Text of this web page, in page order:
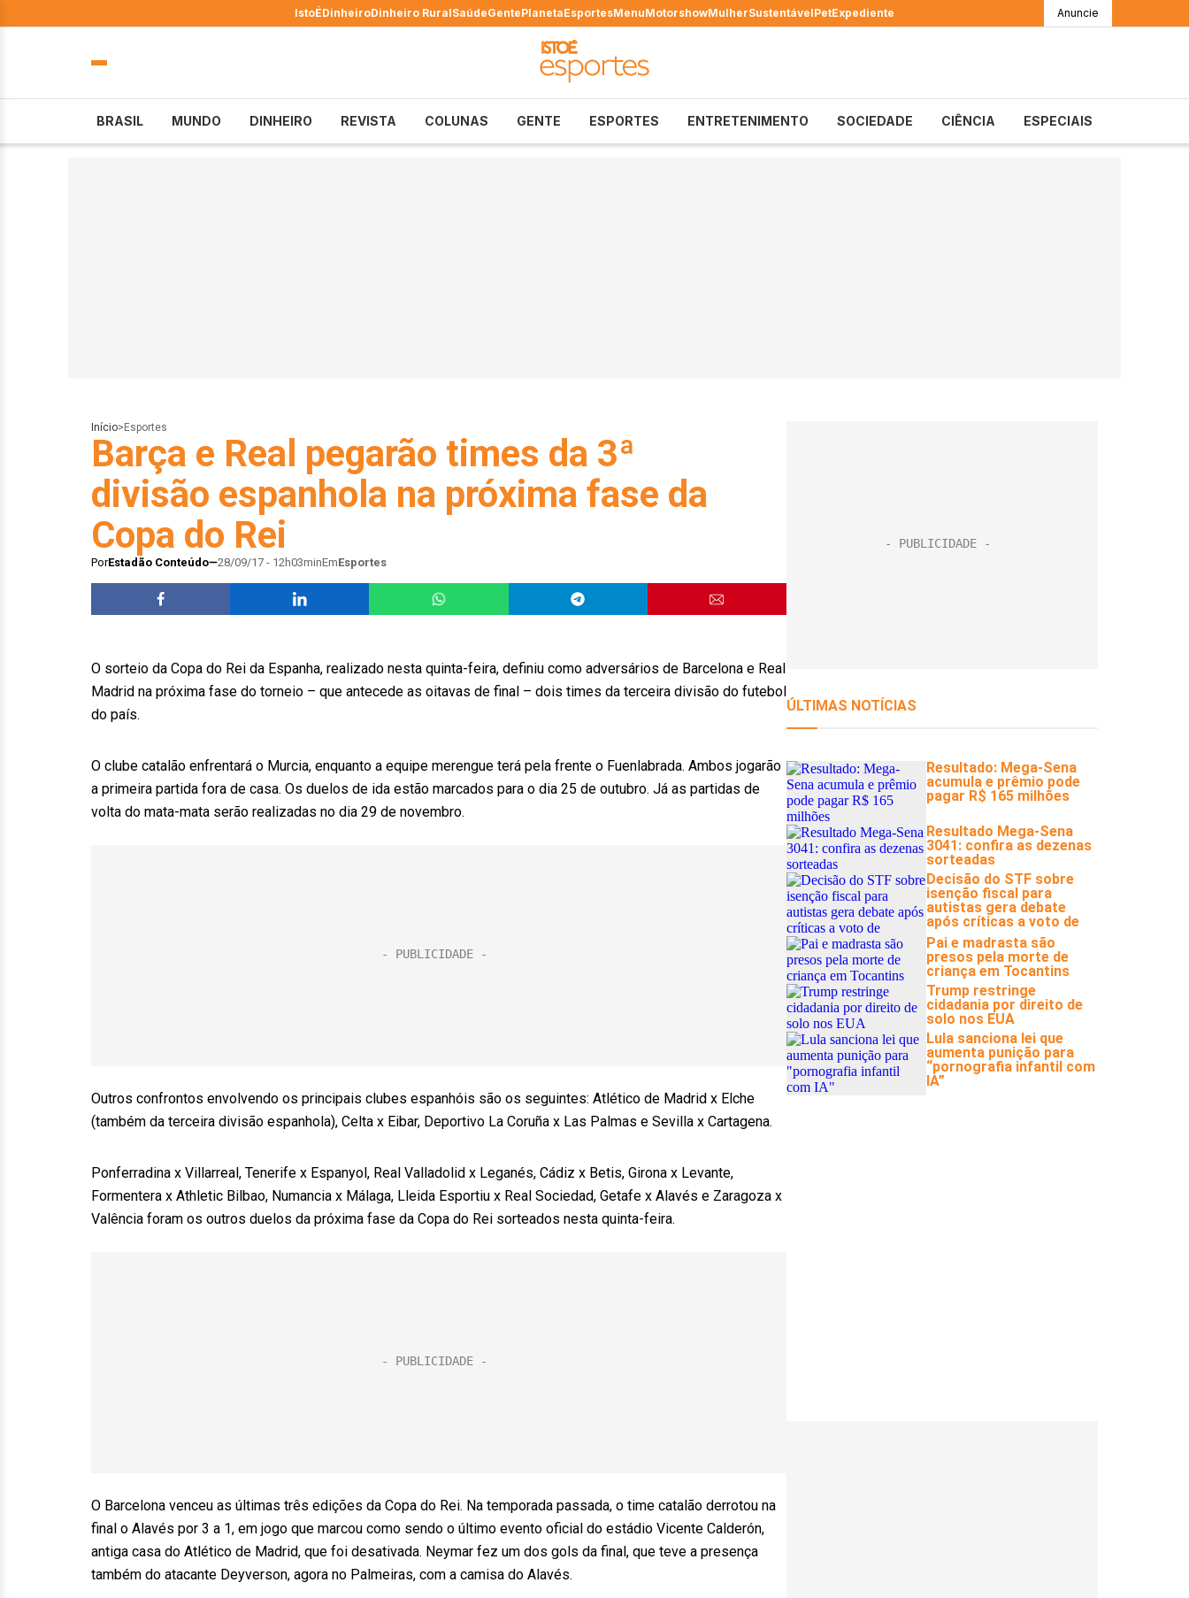
IstoÉDinheiroDinheiro RuralSaúdeGentePlanetaEsportesMenuMotorshowMulherSustentávelPetExpediente Anuncie
BRASIL MUNDO DINHEIRO REVISTA COLUNAS GENTE ESPORTES ENTRETENIMENTO SOCIEDADE CIÊNCIA ESPECIAIS
Início> Esportes
Barça e Real pegarão times da 3ª
divisão espanhola na próxima fase da
Copa do Rei
PorEstadão Conteúdo 28/09/17 - 12h03minEmEsportes
O sorteio da Copa do Rei da Espanha, realizado nesta quinta-feira, definiu como adversários de Barcelona e Real
Madrid na próxima fase do torneio – que antecede as oitavas de final – dois times da terceira divisão do futebol
do país.
O clube catalão enfrentará o Murcia, enquanto a equipe merengue terá pela frente o Fuenlabrada. Ambos jogarão
a primeira partida fora de casa. Os duelos de ida estão marcados para o dia 25 de outubro. Já as partidas de
volta do mata-mata serão realizadas no dia 29 de novembro.
Outros confrontos envolvendo os principais clubes espanhóis são os seguintes: Atlético de Madrid x Elche
(também da terceira divisão espanhola), Celta x Eibar, Deportivo La Coruña x Las Palmas e Sevilla x Cartagena.
Ponferradina x Villarreal, Tenerife x Espanyol, Real Valladolid x Leganés, Cádiz x Betis, Girona x Levante,
Formentera x Athletic Bilbao, Numancia x Málaga, Lleida Esportiu x Real Sociedad, Getafe x Alavés e Zaragoza x
Valência foram os outros duelos da próxima fase da Copa do Rei sorteados nesta quinta-feira.
O Barcelona venceu as últimas três edições da Copa do Rei. Na temporada passada, o time catalão derrotou na
final o Alavés por 3 a 1, em jogo que marcou como sendo o último evento oficial do estádio Vicente Calderón,
antiga casa do Atlético de Madrid, que foi desativada. Neymar fez um dos gols da final, que teve a presença
também do atacante Deyverson, agora no Palmeiras, com a camisa do Alavés.